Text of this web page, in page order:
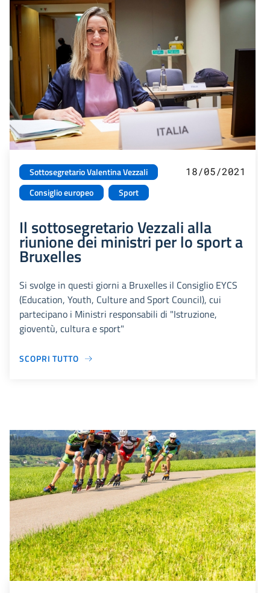
Sottosegretario Valentina Vezzali
Consiglio europeo
Sport
18/05/2021
Il sottosegretario Vezzali alla
riunione dei ministri per lo sport a
Bruxelles
Si svolge in questi giorni a Bruxelles il Consiglio EYCS
(Education, Youth, Culture and Sport Council), cui
partecipano i Ministri responsabili di "Istruzione,
gioventù, cultura e sport"
SCOPRI TUTTO